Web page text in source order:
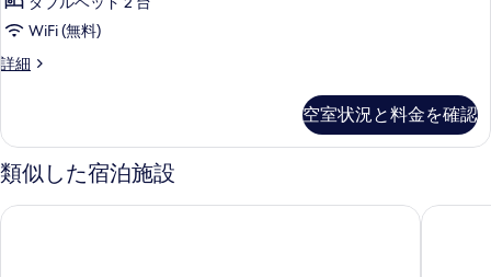
す
て
の
を
表
示
の
詳
細
リ
ル
ー
ム
禁
煙
WiFi (無料)
詳細
デ
ス
ト
リ
ル
空室状況と料金を確認
類似した宿泊施設
ザ カールトン (卡爾登飯店) パーク